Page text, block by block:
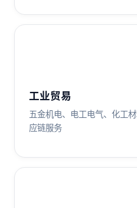
工业贸易
五金机电、电工电气、化工
应链服务